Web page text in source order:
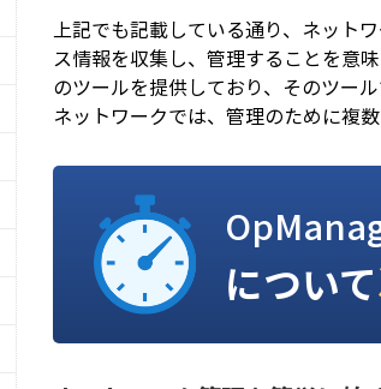
上記でも記載している通り、ネット
ス情報を収集し、管理することを意
のツールを提供しており、そのツー
ネットワークでは、管理のために複
について